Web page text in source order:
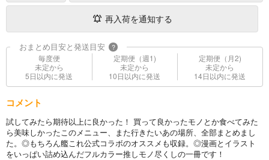
再入荷を通知する
おまとめ目安と発送目安 ?
毎度便
未定から
5日以内に発送
定期便（週1)
未定から
10日以内に発送
定期便（月2)
未定から
14日以内に発送
コメント
試してみたら期待以上に良かった！ 買って良かったモノとか食べてみた
ら美味しかったこのメニュー、また行きたいあの場所、全部まとめまし
た。◎もちろん艦これ公式コラボのオススメも収録。◎漫画とイラスト
をいっぱい詰め込んだフルカラー推しモノ尽くしの一冊です！